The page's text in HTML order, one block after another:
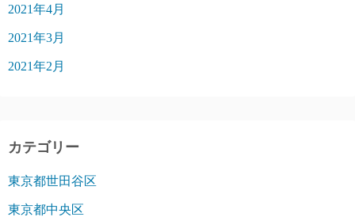
2021年4月
2021年3月
2021年2月
カテゴリー
東京都世田谷区
東京都中央区